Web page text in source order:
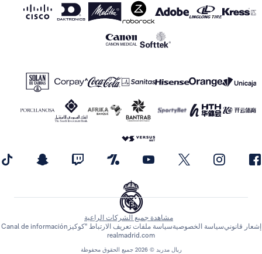
مشاهدة جميع الشركات الراعية
الخصوصيةسياسة ملفات تعريف الارتباط "كوكيز Canal de información
realmadrid.com